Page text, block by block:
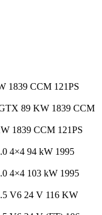
1839 CCM 121PS
89 KW 1839 CCM
1839 CCM 121PS
4×4 94 kW 1995
4×4 103 kW 1995
V6 24 V 116 KW